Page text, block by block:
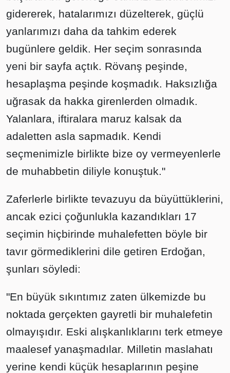
gidererek, hatalarımızı düzelterek, güçlü
yanlarımızı daha da tahkim ederek
bugünlere geldik. Her seçim sonrasında
yeni bir sayfa açtık. Rövanş peşinde,
hesaplaşma peşinde koşmadık. Haksızlığa
uğrasak da hakka girenlerden olmadık.
Yalanlara, iftiralara maruz kalsak da
adaletten asla sapmadık. Kendi
seçmenimizle birlikte bize oy vermeyenlerle
de muhabbetin diliyle konuştuk."
Zaferlerle birlikte tevazuyu da büyüttüklerini,
ancak ezici çoğunlukla kazandıkları 17
seçimin hiçbirinde muhalefetten böyle bir
tavır görmediklerini dile getiren Erdoğan,
şunları söyledi:
"En büyük sıkıntımız zaten ülkemizde bu
noktada gerçekten gayretli bir muhalefetin
olmayışıdır. Eski alışkanlıklarını terk etmeye
maalesef yanaşmadılar. Milletin maslahatı
yerine kendi küçük hesaplarının peşine